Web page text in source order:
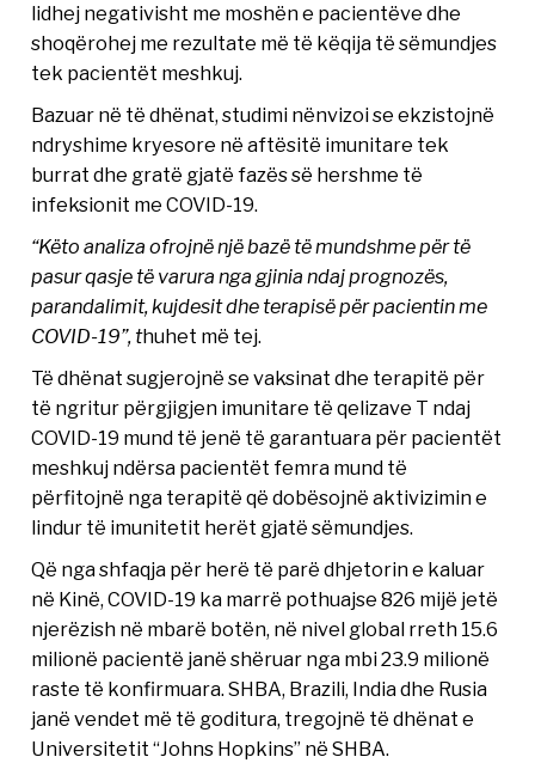
lidhej negativisht me moshën e pacientëve dhe
shoqërohej me rezultate më të këqija të sëmundjes
tek pacientët meshkuj.
Bazuar në të dhënat, studimi nënvizoi se ekzistojnë
ndryshime kryesore në aftësitë imunitare tek
burrat dhe gratë gjatë fazës së hershme të
infeksionit me COVID-19.
“Këto analiza ofrojnë një bazë të mundshme për të
pasur qasje të varura nga gjinia ndaj prognozës,
parandalimit, kujdesit dhe terapisë për pacientin me
COVID-19”, thuhet më tej.
Të dhënat sugjerojnë se vaksinat dhe terapitë për
të ngritur përgjigjen imunitare të qelizave T ndaj
COVID-19 mund të jenë të garantuara për pacientët
meshkuj ndërsa pacientët femra mund të
përfitojnë nga terapitë që dobësojnë aktivizimin e
lindur të imunitetit herët gjatë sëmundjes.
Që nga shfaqja për herë të parë dhjetorin e kaluar
në Kinë, COVID-19 ka marrë pothuajse 826 mijë jetë
njerëzish në mbarë botën, në nivel global rreth 15.6
milionë pacientë janë shëruar nga mbi 23.9 milionë
raste të konfirmuara. SHBA, Brazili, India dhe Rusia
janë vendet më të goditura, tregojnë të dhënat e
Universitetit “Johns Hopkins” në SHBA.